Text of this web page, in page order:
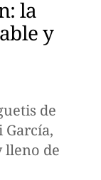
la
y
de
García,
lleno de